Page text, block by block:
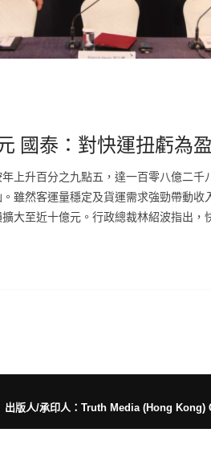
國泰：對快運扭虧為
上升百分之九點五，達一百零八億二
雖然客運量穩定及貨運需求強勁帶動
大至近十億元。行政總裁林紹波指出
出版人/承印人：Truth Media (Hong Kong)